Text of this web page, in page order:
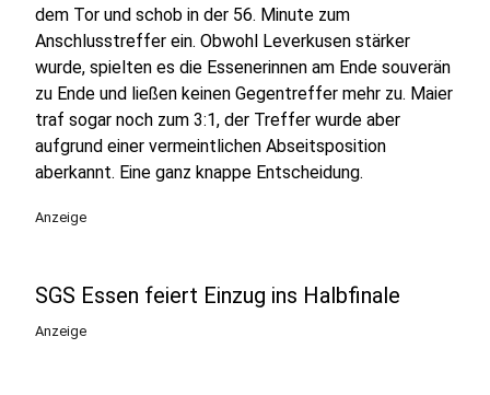
dem Tor und schob in der 56. Minute zum
Anschlusstreffer ein. Obwohl Leverkusen stärker
wurde, spielten es die Essenerinnen am Ende souverän
zu Ende und ließen keinen Gegentreffer mehr zu. Maier
traf sogar noch zum 3:1, der Treffer wurde aber
aufgrund einer vermeintlichen Abseitsposition
aberkannt. Eine ganz knappe Entscheidung.
Anzeige
SGS Essen feiert Einzug ins Halbfinale
Anzeige